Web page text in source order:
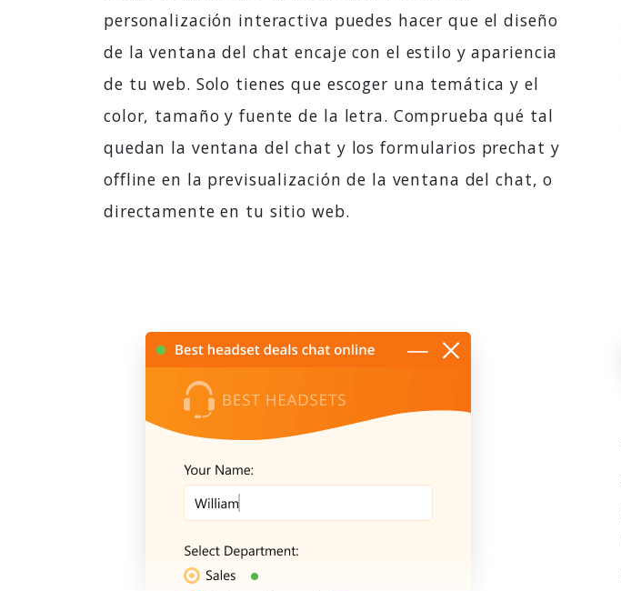
personalización interactiva puedes hacer que el diseño
de la ventana del chat encaje con el estilo y apariencia
de tu web. Solo tienes que escoger una temática y el
color, tamaño y fuente de la letra. Comprueba qué tal
quedan la ventana del chat y los formularios prechat y
offline en la previsualización de la ventana del chat, o
directamente en tu sitio web.